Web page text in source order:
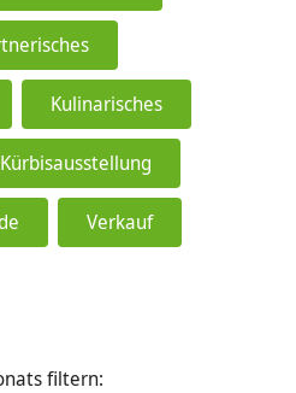
Kulinarisches
Kürbisausstellung
Verkauf
filtern: